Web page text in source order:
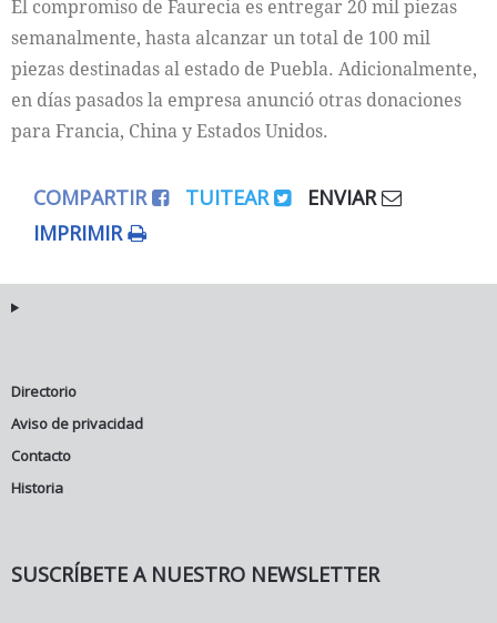
El compromiso de Faurecia es entregar 20 mil piezas
semanalmente, hasta alcanzar un total de 100 mil
piezas destinadas al estado de Puebla. Adicionalmente,
en días pasados la empresa anunció otras donaciones
para Francia, China y Estados Unidos.
COMPARTIR TUITEAR
ENVIAR
IMPRIMIR
Directorio
Aviso de privacidad
Contacto
Historia
SUSCRÍBETE A NUESTRO NEWSLETTER